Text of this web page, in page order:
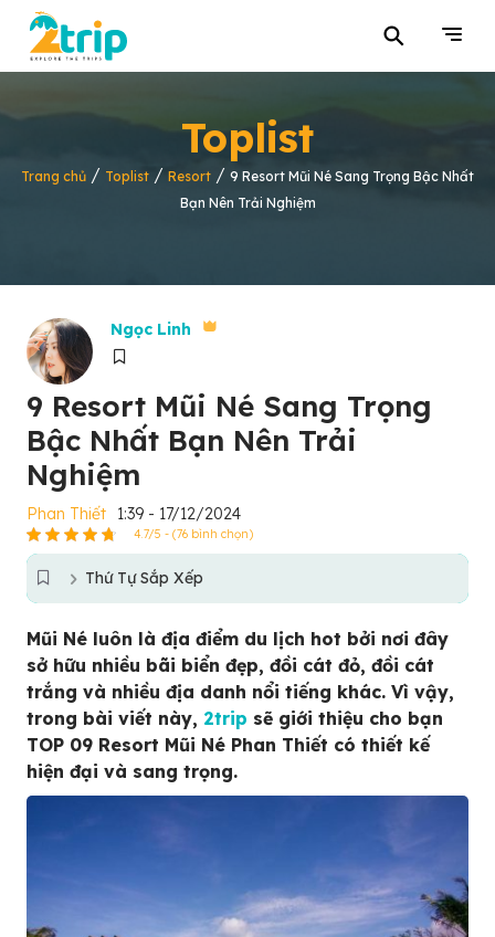
⚲
Toplist
Trang chủ / Toplist / Resort / 9 Resort Mũi Né Sang Trọng Bậc Nhất
Bạn Nên Trải Nghiệm
Ngọc Linh
9 Resort Mũi Né Sang Trọng
Bậc Nhất Bạn Nên Trải
Nghiệm
Phan Thiết 1:39 - 17/12/2024
4.7/5 - (76 bình chọn)
Thứ Tự Sắp Xếp
Mũi Né luôn là địa điểm du lịch hot bởi nơi đây
sở hữu nhiều bãi biển đẹp, đồi cát đỏ, đồi cát
trắng và nhiều địa danh nổi tiếng khác. Vì vậy,
trong bài viết này, 2trip sẽ giới thiệu cho bạn
TOP 09 Resort Mũi Né Phan Thiết có thiết kế
hiện đại và sang trọng.